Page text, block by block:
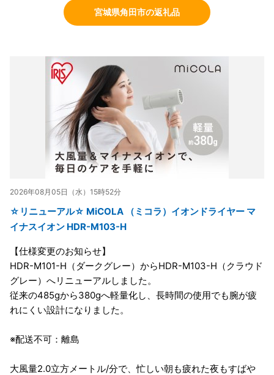
宮城県角田市の返礼品
2026年08月05日（水）15時52分
☆リニューアル☆ MiCOLA （ミコラ）イオンドライヤー マ
イナスイオン HDR-M103-H
【仕様変更のお知らせ】
HDR-M101-H（ダークグレー）からHDR-M103-H（クラウド
グレー）へリニューアルしました。
従来の485gから380gへ軽量化し、長時間の使用でも腕が疲
れにくい設計になりました。
※配送不可：離島
大風量2.0立方メートル/分で、忙しい朝も疲れた夜もすばや